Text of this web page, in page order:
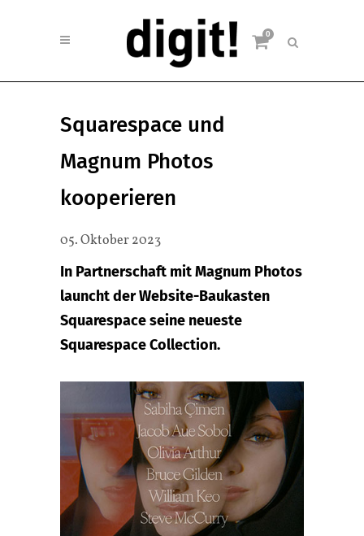
0
Squarespace und
Magnum Photos
kooperieren
05. Oktober 2023
In Partnerschaft mit Magnum Photos
launcht der Website-Baukasten
Squarespace seine neueste
Squarespace Collection.